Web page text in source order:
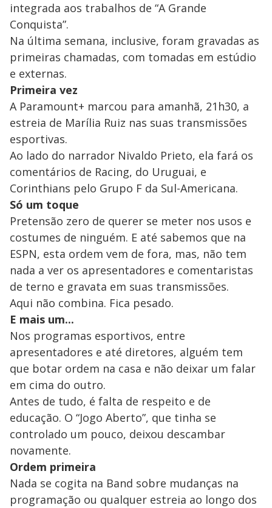
integrada aos trabalhos de “A Grande
Conquista”.
Na última semana, inclusive, foram gravadas as
primeiras chamadas, com tomadas em estúdio
e externas.
Primeira vez
A Paramount+ marcou para amanhã, 21h30, a
estreia de Marília Ruiz nas suas transmissões
esportivas.
Ao lado do narrador Nivaldo Prieto, ela fará os
comentários de Racing, do Uruguai, e
Corinthians pelo Grupo F da Sul-Americana.
Só um toque
Pretensão zero de querer se meter nos usos e
costumes de ninguém. E até sabemos que na
ESPN, esta ordem vem de fora, mas, não tem
nada a ver os apresentadores e comentaristas
de terno e gravata em suas transmissões.
Aqui não combina. Fica pesado.
E mais um...
Nos programas esportivos, entre
apresentadores e até diretores, alguém tem
que botar ordem na casa e não deixar um falar
em cima do outro.
Antes de tudo, é falta de respeito e de
educação. O “Jogo Aberto”, que tinha se
controlado um pouco, deixou descambar
novamente.
Ordem primeira
Nada se cogita na Band sobre mudanças na
programação ou qualquer estreia ao longo dos